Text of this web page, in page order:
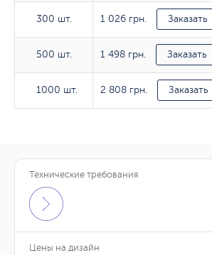
300 шт.
500 шт.
1000 шт.
300 шт. 1 026 грн. Заказать
500 шт. 1 498 грн. Заказать
1000 шт. 2 808 грн. Заказать
Тираж
10 шт.
Технические требования
Цены на дизайн